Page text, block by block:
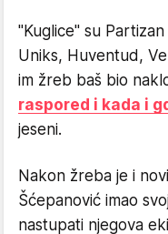
"Kuglice" su
Uniks, Huventud,
im žreb baš bio
raspored i kada i
jeseni.
Nakon žreba je i
Šćepanović imao
nastupati njegova